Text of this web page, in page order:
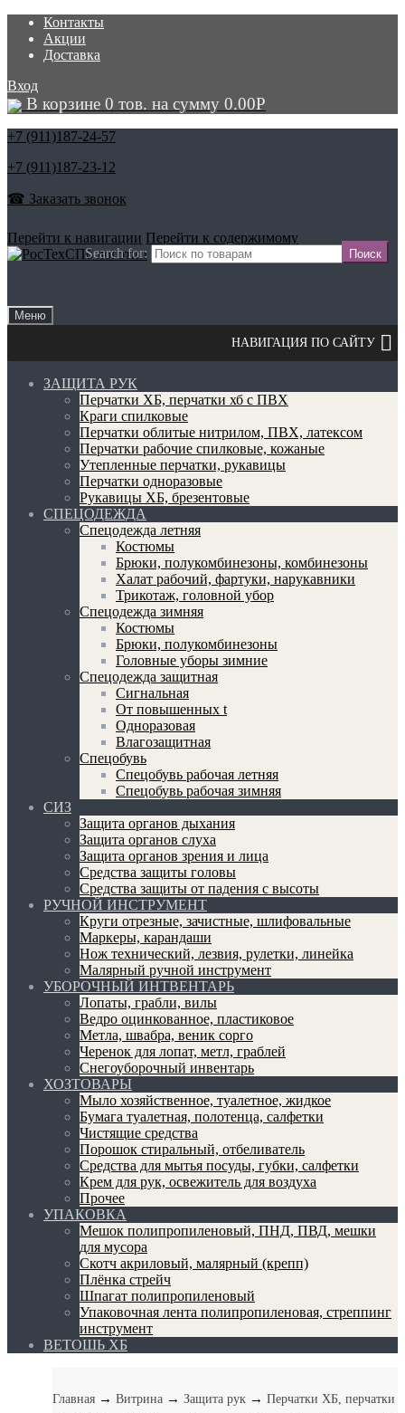
Контакты
Акции
Доставка
Вход
В корзине 0 тов. на сумму 0.00Р
+7 (911)187-24-57
+7 (911)187-23-12
☎ Заказать звонок
Search for:
Перейти к навигации Перейти к содержимому
Меню
ЗАЩИТА РУК
Перчатки ХБ, перчатки хб с ПВХ
Краги спилковые
Перчатки облитые нитрилом, ПВХ, латексом
Перчатки рабочие спилковые, кожаные
Утепленные перчатки, рукавицы
Перчатки одноразовые
Рукавицы ХБ, брезентовые
СПЕЦОДЕЖДА
Спецодежда летняя
Костюмы
Брюки, полукомбинезоны, комбинезоны
Халат рабочий, фартуки, нарукавники
Трикотаж, головной убор
Спецодежда зимняя
Костюмы
Брюки, полукомбинезоны
Головные уборы зимние
Спецодежда защитная
Сигнальная
От повышенных t
Одноразовая
Влагозащитная
Спецобувь
Спецобувь рабочая летняя
Спецобувь рабочая зимняя
СИЗ
Защита органов дыхания
Защита органов слуха
Защита органов зрения и лица
Средства защиты головы
Средства защиты от падения с высоты
РУЧНОЙ ИНСТРУМЕНТ
Круги отрезные, зачистные, шлифовальные
Маркеры, карандаши
Нож технический, лезвия, рулетки, линейка
Малярный ручной инструмент
УБОРОЧНЫЙ ИНТВЕНТАРЬ
Лопаты, грабли, вилы
Ведро оцинкованное, пластиковое
Метла, швабра, веник сорго
Черенок для лопат, метл, граблей
Снегоуборочный инвентарь
ХОЗТОВАРЫ
Мыло хозяйственное, туалетное, жидкое
Бумага туалетная, полотенца, салфетки
Чистящие средства
Порошок стиральный, отбеливатель
Средства для мытья посуды, губки, салфетки
Крем для рук, освежитель для воздуха
Прочее
УПАКОВКА
Мешок полипропиленовый, ПНД, ПВД, мешки
для мусора
Скотч акриловый, малярный (крепп)
Плёнка стрейч
Шпагат полипропиленовый
Упаковочная лента полипропиленовая, стреппинг
инструмент
ВЕТОШЬ ХБ
Главная → Витрина → Защита рук → Перчатки ХБ, перчатки